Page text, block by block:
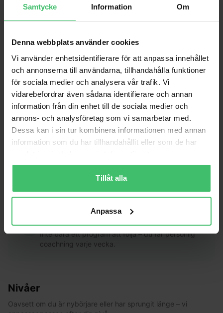
Samtycke Information Om
Denna webbplats använder cookies
Vi använder enhetsidentifierare för att anpassa innehållet
och annonserna till användarna, tillhandahålla funktioner
för sociala medier och analysera vår trafik. Vi
vidarebefordrar även sådana identifierare och annan
information från din enhet till de sociala medier och
annons- och analysföretag som vi samarbetar med.
Dessa kan i sin tur kombinera informationen med annan
information som du har tillhandahållit eller som de har
samlat in när du har använt deras tjänster.
Tillåt alla
Anpassa
Varför VarjeSteg?
Smärtfri löpning
kroppen istället för att bryta ner den.
Videoanalys & feedback
Personlig videoanalys och feedback för att följa
Inte bara ett program att följa – du får personlig
coachning varje vecka.
Nivåer
Oavsett om du är nybörjare eller har sprungit länge – vi